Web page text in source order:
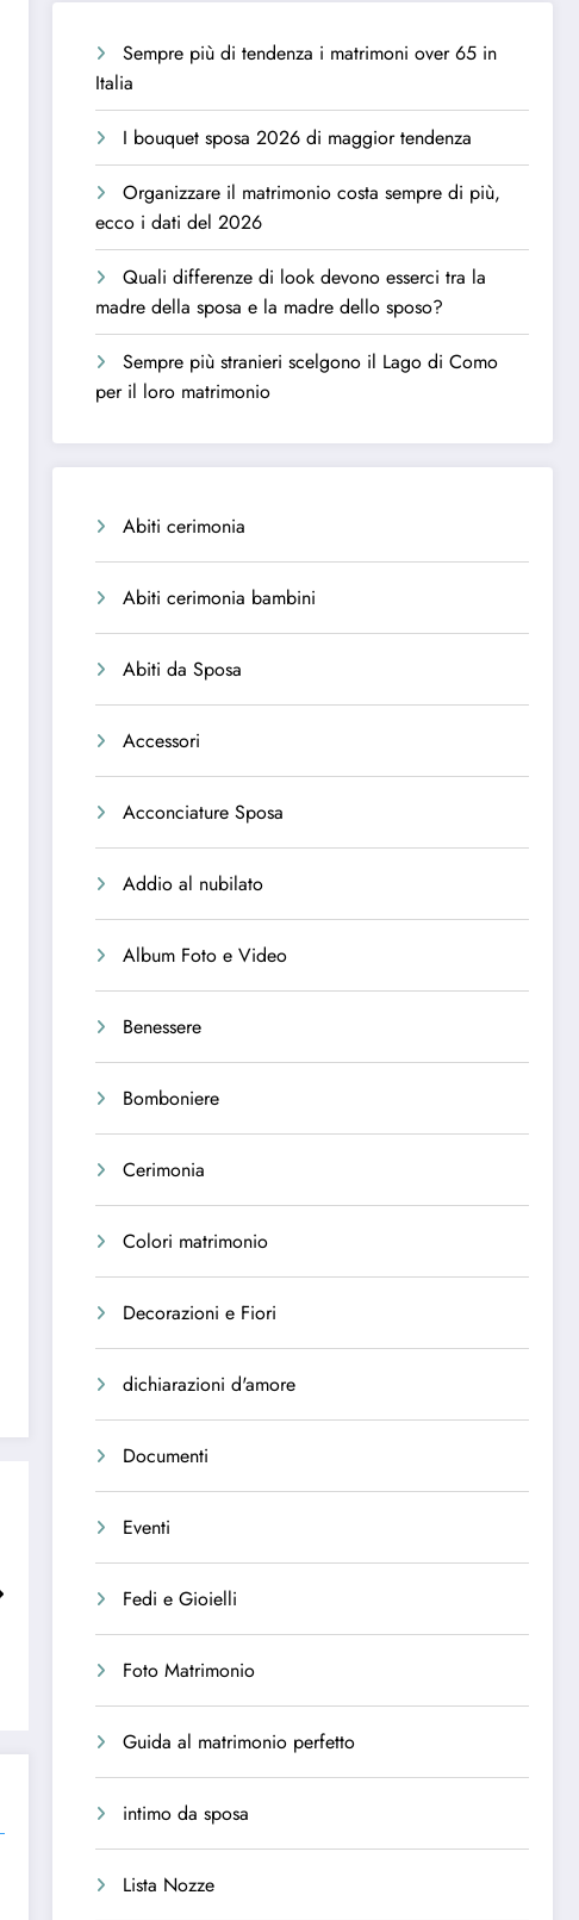
Sempre più di tendenza i matrimoni over 65 in
Italia
I bouquet sposa 2026 di maggior tendenza
Organizzare il matrimonio costa sempre di più,
ecco i dati del 2026
Quali differenze di look devono esserci tra la
madre della sposa e la madre dello sposo?
Sempre più stranieri scelgono il Lago di Como
per il loro matrimonio
Abiti cerimonia
Abiti cerimonia bambini
Abiti da Sposa
Accessori
Acconciature Sposa
Addio al nubilato
Album Foto e Video
Benessere
Bomboniere
Cerimonia
Colori matrimonio
Decorazioni e Fiori
dichiarazioni d'amore
Documenti
Eventi
Fedi e Gioielli
Foto Matrimonio
Guida al matrimonio perfetto
intimo da sposa
Lista Nozze